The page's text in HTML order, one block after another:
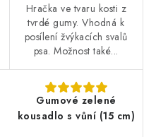
Hračka ve tvaru kosti z
tvrdé gumy. Vhodná k
posílení žvýkacích svalů
psa. Možnost také...
Gumové zelené
kousadlo s vůní (15 cm)